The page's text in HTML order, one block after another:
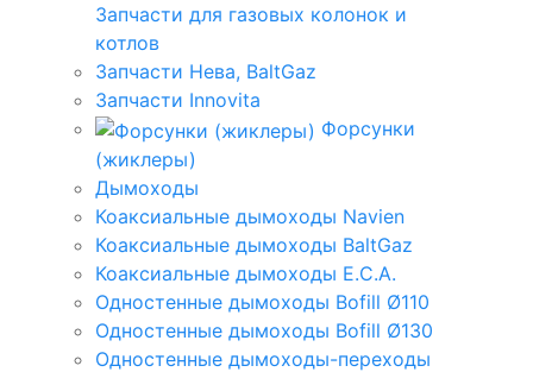
Запчасти для газовых колонок и
котлов
Запчасти Нева, BaltGaz
Запчасти Innovita
Форсунки
(жиклеры)
Дымоходы
Коаксиальные дымоходы Navien
Коаксиальные дымоходы BaltGaz
Коаксиальные дымоходы E.C.A.
Одностенные дымоходы Bofill Ø110
Одностенные дымоходы Bofill Ø130
Одностенные дымоходы-переходы